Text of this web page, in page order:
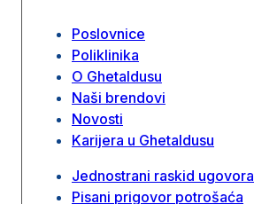
Poslovnice
Poliklinika
O Ghetaldusu
Naši brendovi
Novosti
Karijera u Ghetaldusu
Jednostrani raskid ugovora
Pisani prigovor potrošaća